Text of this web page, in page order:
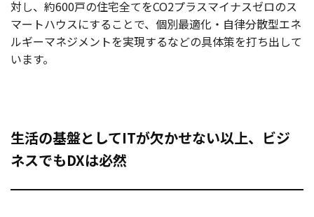
対し、約600戸の住宅全てをCO2プラスマイナスゼロのス
マートハウスにすることで、個別最適化・自律分散型エネ
ルギーマネジメントを実現するなどの具体策を打ち出して
います。
生活の基盤としてITが欠かせない以上、ビジ
ネスでもDXは必然